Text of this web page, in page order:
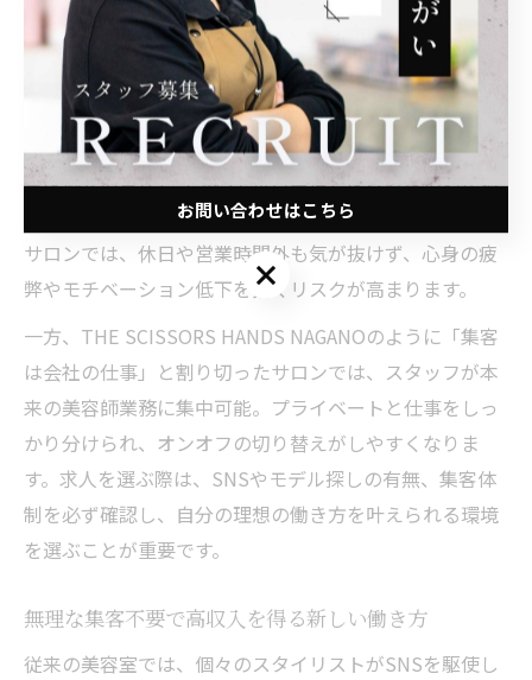
美容室求人選びがプライベート充実を左右する理由
美容師としてプライベートを大切にしたいなら、求人選
びが決定的に重要です。なぜなら、求人によっては「集
客は個人の責任」「SNSで毎日発信しなければ指名が増
えない」といった環境が今も多く存在します。こうした
サロンでは、休日や営業時間外も気が抜けず、心身の疲
弊やモチベーション低下を招くリスクが高まります。
一方、THE SCISSORS HANDS NAGANOのように「集客
は会社の仕事」と割り切ったサロンでは、スタッフが本
来の美容師業務に集中可能。プライベートと仕事をしっ
かり分けられ、オンオフの切り替えがしやすくなりま
す。求人を選ぶ際は、SNSやモデル探しの有無、集客体
制を必ず確認し、自分の理想の働き方を叶えられる環境
を選ぶことが重要です。
無理な集客不要で高収入を得る新しい働き方
従来の美容室では、個々のスタイリストがSNSを駆使し
お問い合わせはこちら
お問い合わせはこちら